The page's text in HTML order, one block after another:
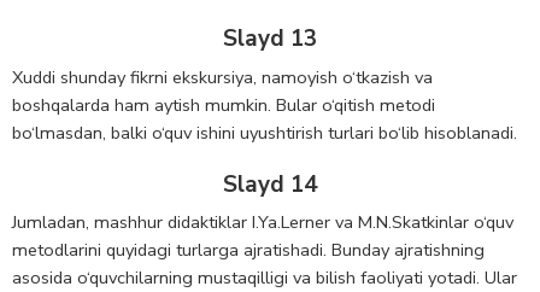
Slayd 13
Xuddi shunday fikrni ekskursiya, namoyish o‘tkazish va
boshqalarda ham aytish mumkin. Bular o‘qitish metodi
bo‘lmasdan, balki o‘quv ishini uyushtirish turlari bo‘lib hisoblanadi.
Slayd 14
Jumladan, mashhur didaktiklar I.Ya.Lerner va M.N.Skatkinlar o‘quv
metodlarini quyidagi turlarga ajratishadi. Bunday ajratishning
asosida o‘quvchilarning mustaqilligi va bilish faoliyati yotadi. Ular